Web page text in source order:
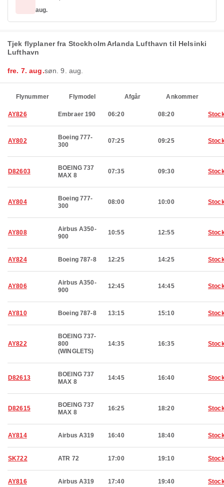
aug.
Tjek flyplaner fra Stockholm Arlanda Lufthavn til Helsinki
Lufthavn
fre. 7. aug.søn. 9. aug.
Flynummer Flymodel Afgår Ankommer
AY826 Embraer 190 06:20 08:20
AY802
Boeing 777-
300
07:25 09:25
D82603
BOEING 737
MAX 8
07:35 09:30
AY804
Boeing 777-
300
08:00 10:00
AY808
Airbus A350-
900
10:55 12:55
AY824 Boeing 787-8 12:25 14:25
AY806
Airbus A350-
900
12:45 14:45
AY810 Boeing 787-8 13:15 15:10
AY822
BOEING 737-
800
(WINGLETS)
14:35 16:35
D82613
BOEING 737
MAX 8
14:45 16:40
D82615
BOEING 737
MAX 8
16:25 18:20
AY814 Airbus A319 16:40 18:40
SK722 ATR 72 17:00 19:10
AY816 Airbus A319 17:40 19:40